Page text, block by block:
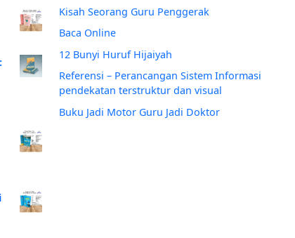
Kisah Seorang Guru Penggerak
Baca Online
12 Bunyi Huruf Hijaiyah
Referensi – Perancangan Sistem Informasi
pendekatan terstruktur dan visual
Buku Jadi Motor Guru Jadi Doktor